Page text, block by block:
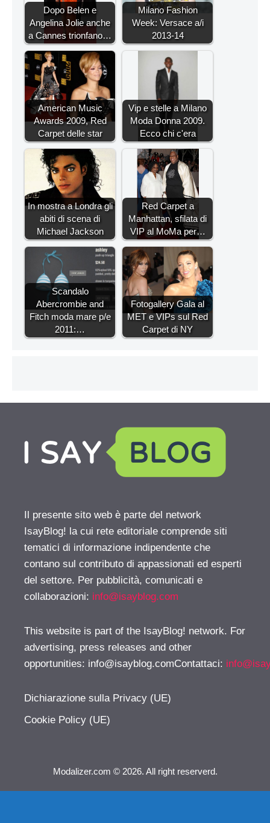
Dopo Belen e
Angelina Jolie anche
a Cannes trionfano…
Milano Fashion
Week: Versace a/i
2013-14
American Music
Awards 2009, Red
Carpet delle star
Vip e stelle a Milano
Moda Donna 2009.
Ecco chi c'era
In mostra a Londra gli
abiti di scena di
Michael Jackson
Red Carpet a
Manhattan, sfilata di
VIP al MoMa per…
Scandalo
Abercrombie and
Fitch moda mare p/e
2011:…
Fotogallery Gala al
MET e VIPs sul Red
Carpet di NY
Il presente sito web è parte del network
IsayBlog! la cui rete editoriale comprende siti
tematici di informazione indipendente che
contano sul contributo di appassionati ed esperti
del settore. Per pubblicità, comunicati e
collaborazioni: info@isayblog.com
This website is part of the IsayBlog! network. For
advertising, press releases and other
opportunities: info@isayblog.comContattaci:
Dichiarazione sulla Privacy (UE)
Cookie Policy (UE)
Modalizer.com © 2026. All right reserverd.